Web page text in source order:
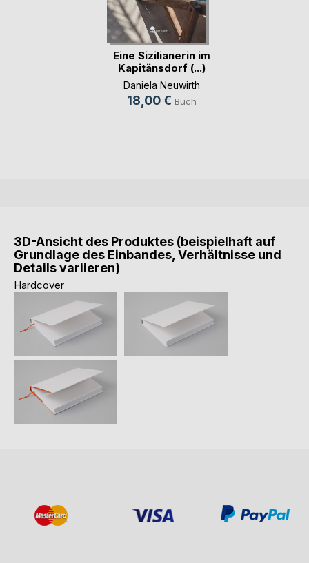
Eine Sizilianerin im
Kapitänsdorf (...)
Daniela Neuwirth
18,00 € Buch
3D-Ansicht des Produktes (beispielhaft auf
Grundlage des Einbandes, Verhältnisse und
Details variieren)
Hardcover